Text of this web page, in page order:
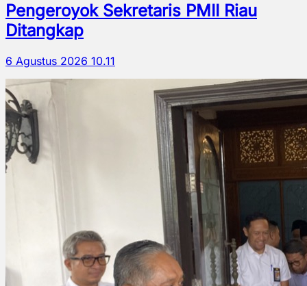
Pengeroyok Sekretaris PMII Riau
Ditangkap
6 Agustus 2026 10.11